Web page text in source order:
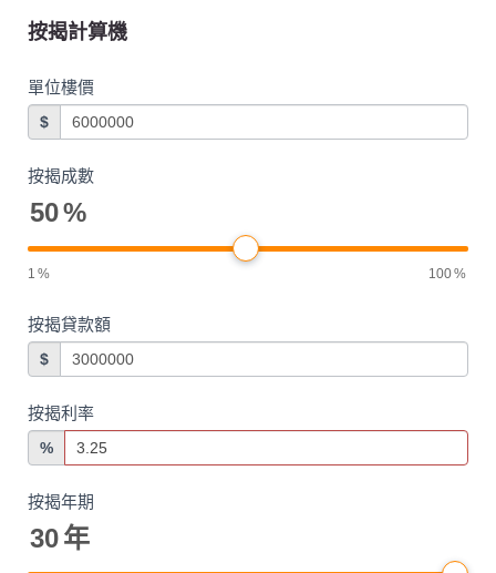
按揭計算機
單位樓價
$
按揭成數
50%
1 % 100%
按揭貸款額
$
按揭利率
%
按揭年期
30年